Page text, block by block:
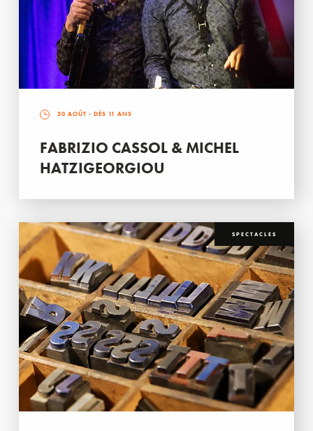
30 AOÛT - DÈS 11 ANS
FABRIZIO CASSOL & MICHEL
HATZIGEORGIOU
SPECTACLES